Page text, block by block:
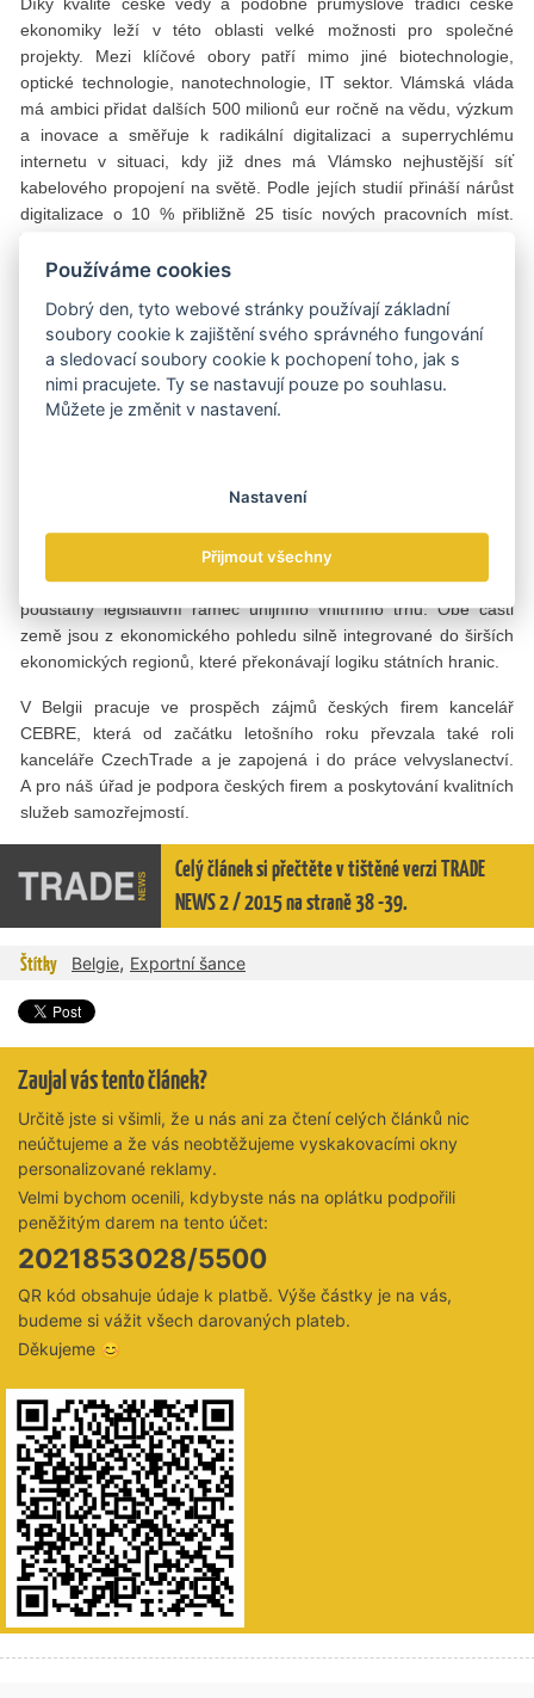
ekonomiky leží v této oblasti velké možnosti pro společné
projekty. Mezi klíčové obory patří mimo jiné biotechnologie,
optické technologie, nanotechnologie, IT sektor. Vlámská vláda
má ambici přidat dalších 500 milionů eur ročně na vědu, výzkum
a inovace a směřuje k radikální digitalizaci a superrychlému
internetu v situaci, kdy již dnes má Vlámsko nejhustější síť
kabelového propojení na světě. Podle jejích studií přináší nárůst
digitalizace o 10 % přibližně 25 tisíc nových pracovních míst.
Tento trend by neměl uniknout pozornosti českých subjektů
působících v oblasti vědy, výzkumu a inovací.
Vlámsko a Valonsko
Při navazování kontaktů v Belgii je třeba vnímat rozdělení země
po jazykové linii. V nizozemsky mluvícím Vlámsku samozřejmě
ocení znalost nizozemštiny, nicméně angličtina je zcela
jazyková komunita, kde podnikatelé zabodují znalostí němčiny,
nicméně Belgičané většinou hovoří více jazyky. Pro kontakt se
státem je dobré disponovat znalostí rozdělení kompetencí mezi
federální vládou, regiony a komunitami, avšak pro byznys je
podstatný legislativní rámec unijního vnitřního trhu. Obě části
země jsou z ekonomického pohledu silně integrované do širších
ekonomických regionů, které překonávají logiku státních hranic.
V Belgii pracuje ve prospěch zájmů českých firem kancelář
CEBRE, která od začátku letošního roku převzala také roli
kanceláře CzechTrade a je zapojená i do práce velvyslanectví.
A pro náš úřad je podpora českých firem a poskytování kvalitních
služeb samozřejmostí.
Celý článek si přečtěte v tištěné verzi TRADE
NEWS 2 / 2015 na straně 38 -39.
Štítky Belgie, Exportní šance
Zaujal vás tento článek?
Určitě jste si všimli, že u nás ani za čtení celých článků nic
neúčtujeme a že vás neobtěžujeme vyskakovacími okny
personalizované reklamy.
Velmi bychom ocenili, kdybyste nás na oplátku podpořili
peněžitým darem na tento účet:
2021853028/5500
QR kód obsahuje údaje k platbě. Výše částky je na vás,
budeme si vážit všech darovaných plateb.
Děkujeme 😊
Používáme cookies
Dobrý den, tyto webové stránky používají základní
soubory cookie k zajištění svého správného fungování
a sledovací soubory cookie k pochopení toho, jak s
nimi pracujete. Ty se nastavují pouze po souhlasu.
Můžete je změnit v nastavení.
Nastavení
Přijmout všechny